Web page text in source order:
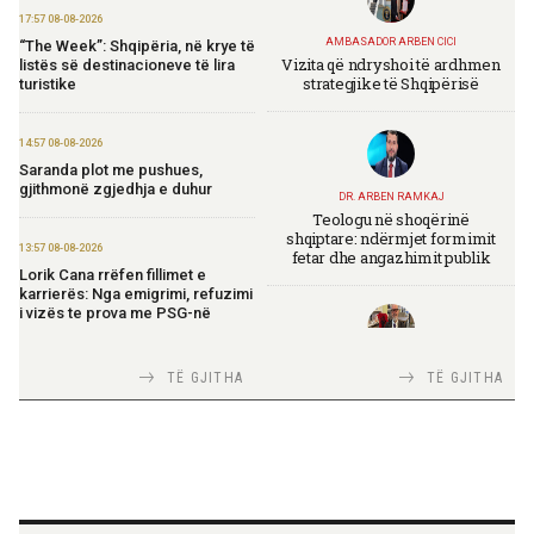
17:57 08-08-2026
“The Week”: Shqipëria, në krye të
listës së destinacioneve të lira
turistike
14:57 08-08-2026
Saranda plot me pushues,
gjithmonë zgjedhja e duhur
13:57 08-08-2026
Lorik Cana rrëfen fillimet e
karrierës: Nga emigrimi, refuzimi
i vizës te prova me PSG-në
Vijojnë punimet për Muzeun
TË GJITHA
AMBASADOR ARBEN CICI
Vizita që ndryshoi të ardhmen
strategjike të Shqipërisë
DR. ARBEN RAMKAJ
Teologu në shoqërinë
shqiptare: ndërmjet formimit
fetar dhe angazhimit publik
TIRANA DIPLOMAT
TIRANA DIPLOMAT
TË GJITHA